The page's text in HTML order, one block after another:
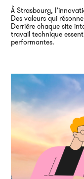
À Strasbourg,
Des valeurs qui
Derrière chaque site
travail technique
performantes.